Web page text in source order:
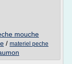
mouche
/ materiel peche